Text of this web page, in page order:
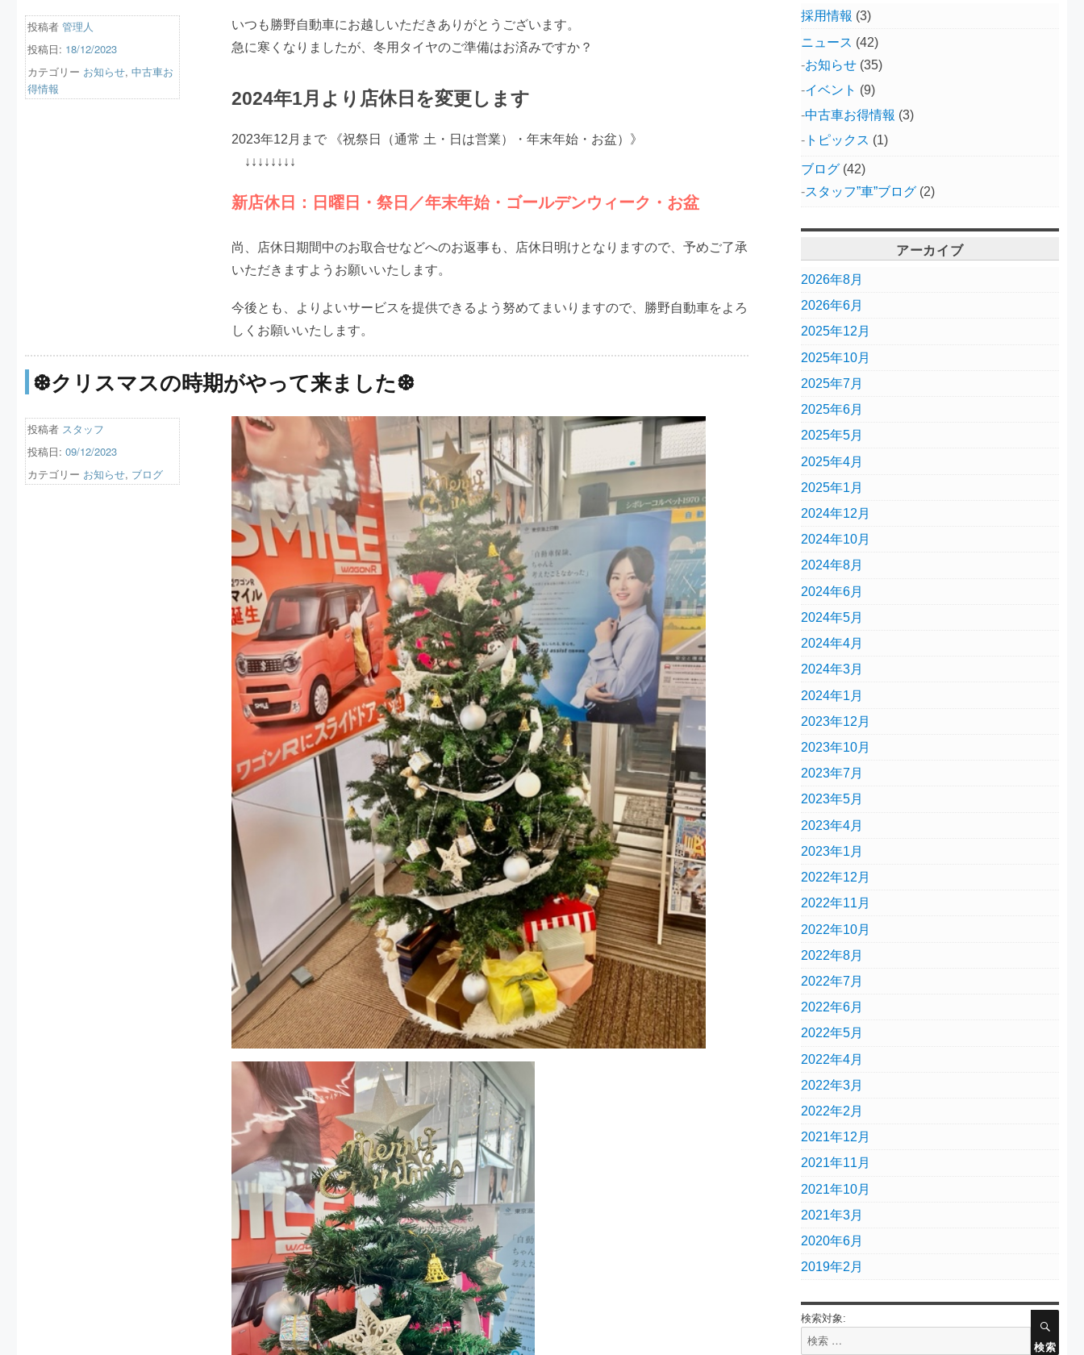
いつも勝野自動車にお越しいただきありがとうございます。
急に寒くなりましたが、冬用タイヤのご準備はお済みですか？
2024年1月より店休日を変更します
2023年12月まで 《祝祭日（通常 土・日は営業）・年末年始・お盆）》
↓↓↓↓↓↓↓↓
新店休日：日曜日・祭日／年末年始・ゴールデンウィーク・お盆
尚、店休日期間中のお取合せなどへのお返事も、店休日明けとなりますので、予めご了承
いただきますようお願いいたします。
今後とも、よりよいサービスを提供できるよう努めてまいりますので、勝野自動車をよろ
しくお願いいたします。
投稿者 管理人
投稿日: 18/12/2023
カテゴリー お知らせ, 中古車お
得情報
❆クリスマスの時期がやって来ました❆
投稿者 スタッフ
投稿日: 09/12/2023
カテゴリー お知らせ, ブログ
採用情報 (3)
ニュース (42)
お知らせ(35)
イベント (9)
中古車お得情報 (3)
トピックス (1)
ブログ(42)
スタッフ”車”ブログ(2)
アーカイブ
2026年8月
2026年6月
2025年12月
2025年10月
2025年7月
2025年6月
2025年5月
2025年4月
2025年1月
2024年12月
2024年10月
2024年8月
2024年6月
2024年5月
2024年4月
2024年3月
2024年1月
2023年12月
2023年10月
2023年7月
2023年5月
2023年4月
2023年1月
2022年12月
2022年11月
2022年10月
2022年8月
2022年7月
2022年6月
2022年5月
2022年4月
2022年3月
2022年2月
2021年12月
2021年11月
2021年10月
2021年3月
2020年6月
2019年2月
検索対象:
検索